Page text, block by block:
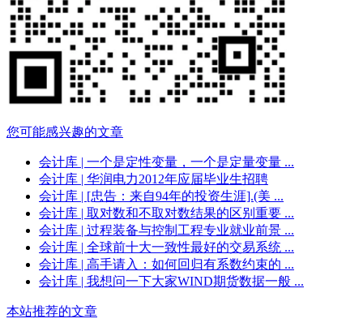
您可能感兴趣的文章
会计库 | 一个是定性变量，一个是定量变量 ...
会计库 | 华润电力2012年应届毕业生招聘
会计库 | [忠告：来自94年的投资生涯].(美 ...
会计库 | 取对数和不取对数结果的区别重要 ...
会计库 | 过程装备与控制工程专业就业前景 ...
会计库 | 全球前十大一致性最好的交易系统 ...
会计库 | 高手请入：如何回归有系数约束的 ...
会计库 | 我想问一下大家WIND期货数据一般 ...
本站推荐的文章